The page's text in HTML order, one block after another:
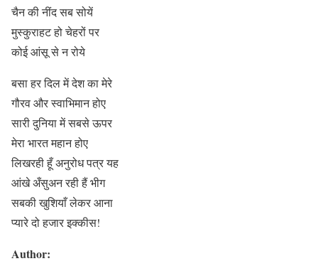
चैन की नींद सब सोयें
मुस्कुराहट हो चेहरों पर
कोई आंसू से न रोये
बसा हर दिल में देश का मेरे
गौरव और स्वाभिमान होए
सारी दुनिया में सबसे ऊपर
मेरा भारत महान होए
लिखरही हूँ अनुरोध पत्र यह
आंखे अँसुअन रही हैं भीग
सबकी खुशियाँ लेकर आना
प्यारे दो हजार इक्कीस!
Author: